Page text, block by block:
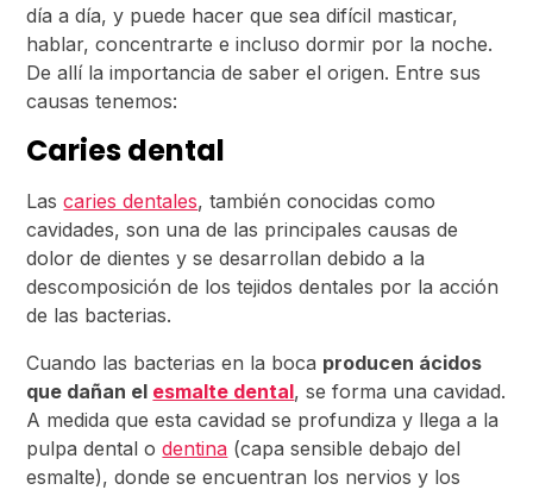
día a día, y puede hacer que sea difícil masticar,
hablar, concentrarte e incluso dormir por la noche.
De allí la importancia de saber el origen. Entre sus
causas tenemos:
Caries dental
Lascaries dentales, también conocidas como
cavidades, son una de las principales causas de
dolor de dientes y se desarrollan debido a la
descomposición de los tejidos dentales por la acción
de las bacterias.
Cuando las bacterias en la boca producen ácidos
que dañan el esmalte dental, se forma una cavidad.
A medida que esta cavidad se profundiza y llega a la
pulpa dental odentina (capa sensible debajo del
esmalte), donde se encuentran los nervios y los